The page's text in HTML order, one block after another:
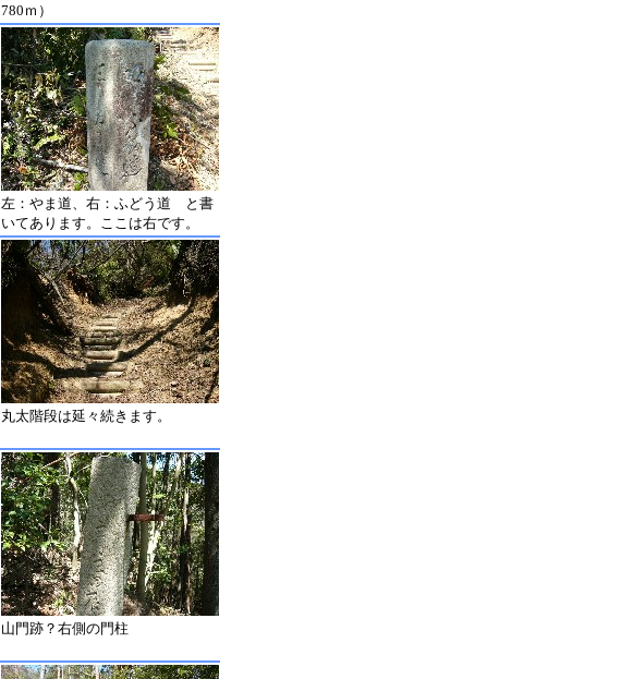
780ｍ）
左：やま道、右：ふどう道 と書
いてあります。ここは右です。
丸太階段は延々続きます。
山門跡？右側の門柱